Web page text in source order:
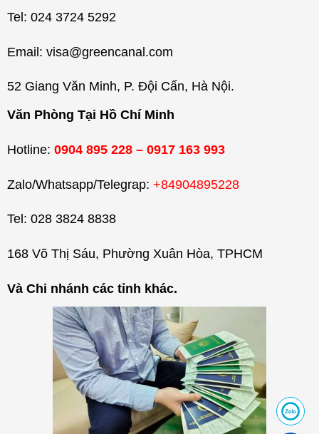
Tel: 024 3724 5292
Email: visa@greencanal.com
52 Giang Văn Minh, P. Đội Cấn, Hà Nội.
Văn Phòng Tại Hồ Chí Minh
Hotline: 0904 895 228 – 0917 163 993
Zalo/Whatsapp/Telegrap: +84904895228
Tel: 028 3824 8838
168 Võ Thị Sáu, Phường Xuân Hòa, TPHCM
Và Chi nhánh các tỉnh khác.